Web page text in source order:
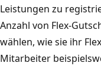
Leistungen zu
Anzahl von Flex-
wählen, wie sie ihr
Mitarbeiter